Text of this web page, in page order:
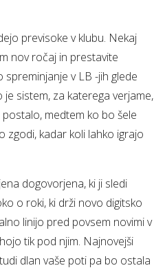
previsoke v klubu. Nekaj
nov ročaj in prestavite
v LB -jih glede
je sistem, za katerega verjame,
medtem ko bo šele
zgodi, kadar koli lahko igrajo
dogovorjena, ki ji sledi
o roki, ki drži novo digitsko
linijo pred povsem novimi v
tik pod njim. Najnovejši
dlan vaše poti pa bo ostala